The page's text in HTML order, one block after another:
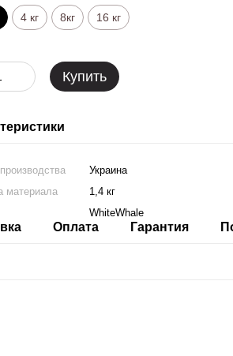
4 кг 8кг 16 кг
Купить
Украина
материала
1,4 кг
WhiteWhale
Оплата Гарантия